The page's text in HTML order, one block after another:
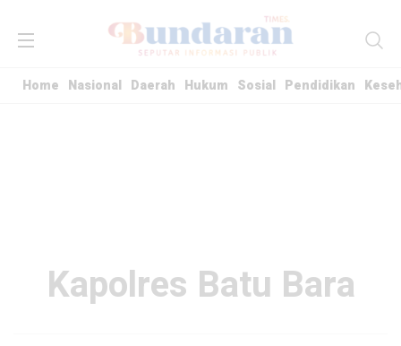
Home Nasional Daerah Hukum Sosial Pendidikan
Kapolres Batu Bara